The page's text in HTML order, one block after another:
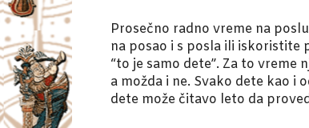
Prosečno radno vreme na
na posao i s posla ili iskoristite
“to je samo dete”. Za to
a možda i ne. Svako dete kao
dete može čitavo leto da